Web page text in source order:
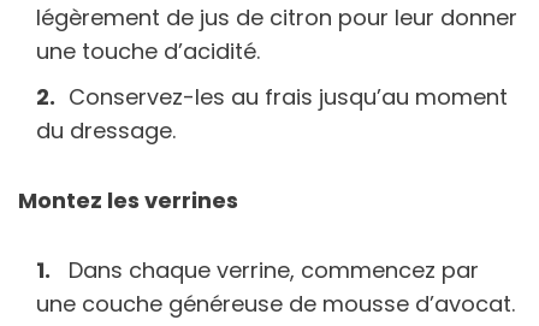
légèrement de jus de citron pour leur donner
une touche d’acidité.
Conservez-les au frais jusqu’au moment
du dressage.
Montez les verrines
Dans chaque verrine, commencez par
une couche généreuse de mousse d’avocat.